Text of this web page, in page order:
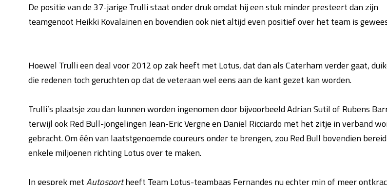
De positie van de 37-jarige Trulli staat onder druk omdat hij een stuk minder presteert dan zijn
teamgenoot Heikki Kovalainen en bovendien ook niet altijd even positief over het team is
Hoewel Trulli een deal voor 2012 op zak heeft met Lotus, dat dan als Caterham verder gaat,
die redenen toch geruchten op dat de veteraan wel eens aan de kant gezet kan worden.
Trulli’s plaatsje zou dan kunnen worden ingenomen door bijvoorbeeld Adrian Sutil of Rubens
terwijl ook Red Bull-jongelingen Jean-Eric Vergne en Daniel Ricciardo met het zitje in verband
gebracht. Om één van laatstgenoemde coureurs onder te brengen, zou Red Bull bovendien
enkele miljoenen richting Lotus over te maken.
In gesprek metAutosportheeft Team Lotus-teambaas Fernandes nu echter min of meer